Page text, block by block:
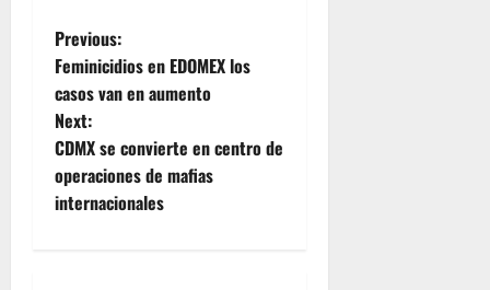
P
o
s
t
Previous:
Feminicidios en EDOMEX los
casos van en aumento
Next:
CDMX se convierte en centro de
operaciones de mafias
internacionales